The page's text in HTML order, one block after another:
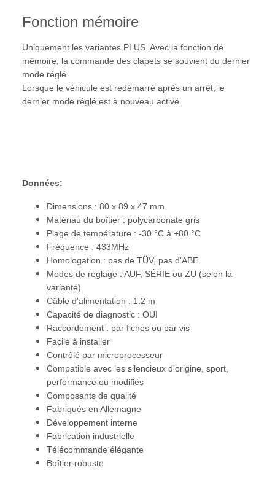
Fonction mémoire
Uniquement les variantes PLUS. Avec la fonction de
mémoire, la commande des clapets se souvient du dernier
mode réglé.
Lorsque le véhicule est redémarré après un arrêt, le
dernier mode réglé est à nouveau activé.
Données:
Dimensions : 80 x 89 x 47 mm
Matériau du boîtier : polycarbonate gris
Plage de température : -30 °C à +80 °C
Fréquence : 433MHz
Homologation : pas de TÜV, pas d'ABE
Modes de réglage : AUF, SÉRIE ou ZU (selon la
variante)
Câble d'alimentation : 1.2 m
Capacité de diagnostic : OUI
Raccordement : par fiches ou par vis
Facile à installer
Contrôlé par microprocesseur
Compatible avec les silencieux d'origine, sport,
performance ou modifiés
Composants de qualité
Fabriqués en Allemagne
Développement interne
Fabrication industrielle
Télécommande élégante
Boîtier robuste